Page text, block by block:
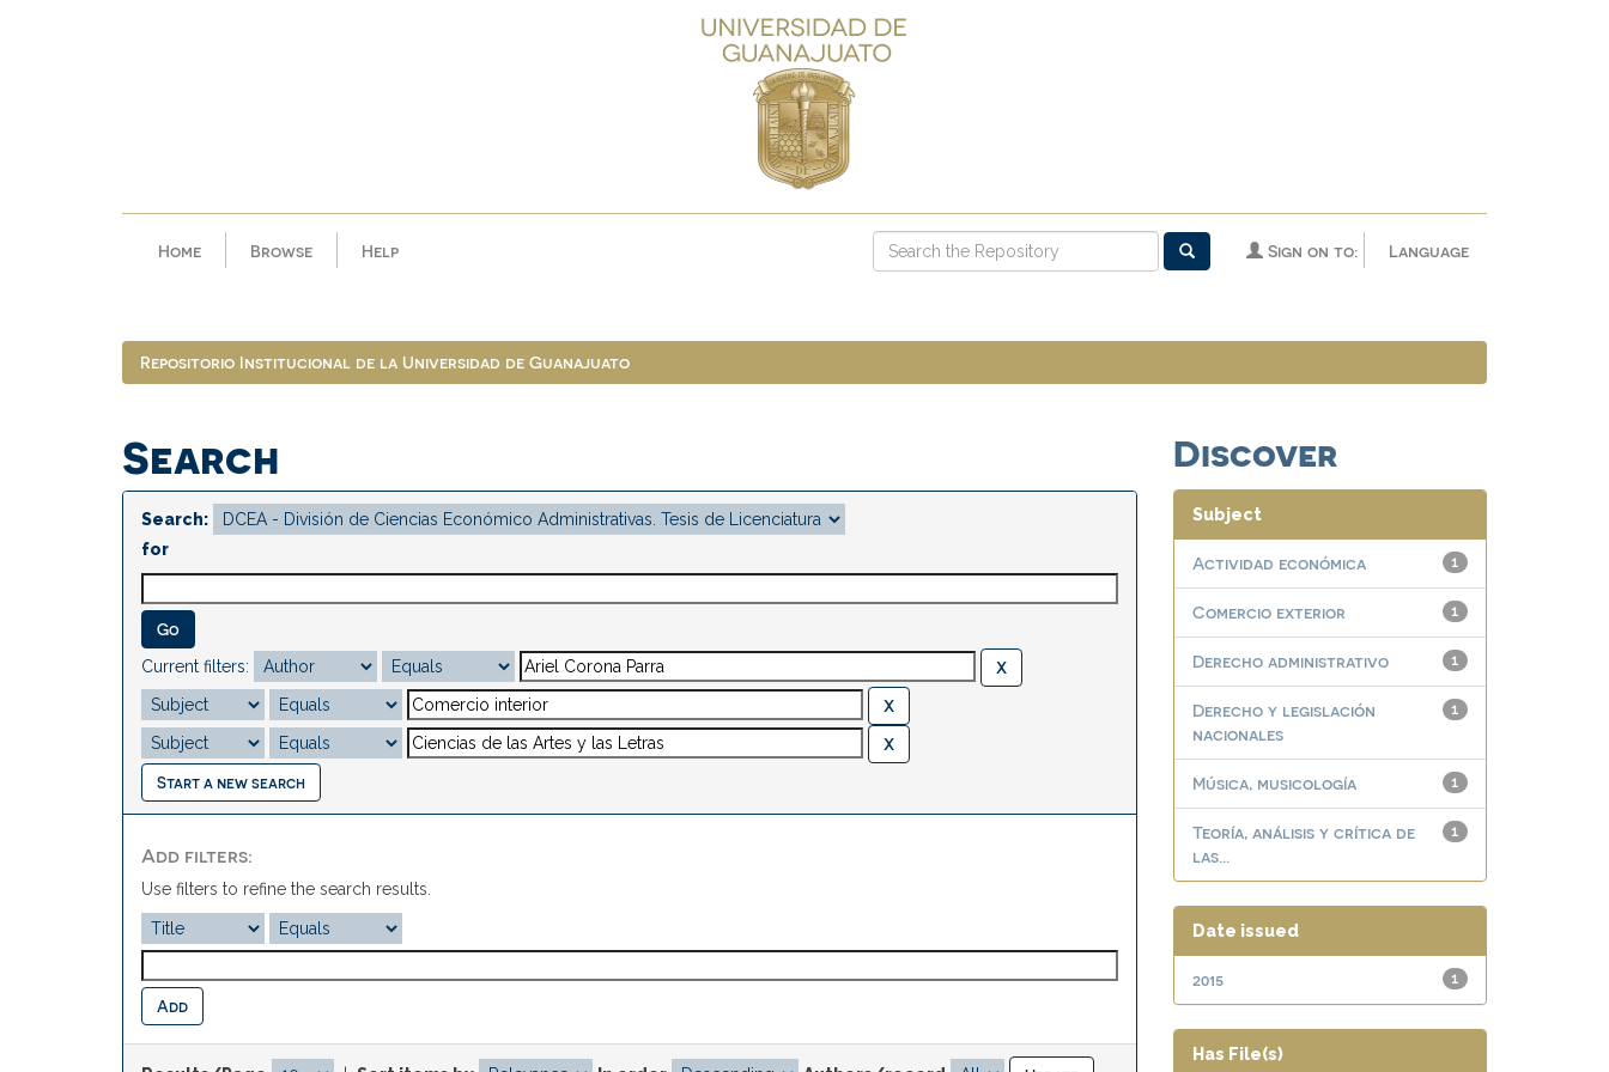
Home Browse Help Language
Sign on to:
Repositorio Institucional de la Universidad de Guanajuato
Search
Search:
for
Current filters:
Start a new search
Add filters:
Use filters to refine the search results.
Discover
Subject
1
Actividad económica
1
Comercio exterior
1
Derecho administrativo
1
Derecho y legislación
nacionales
1
Música, musicología
1
Teoría, análisis y crítica de
las...
Date issued
1
2015
Has File(s)